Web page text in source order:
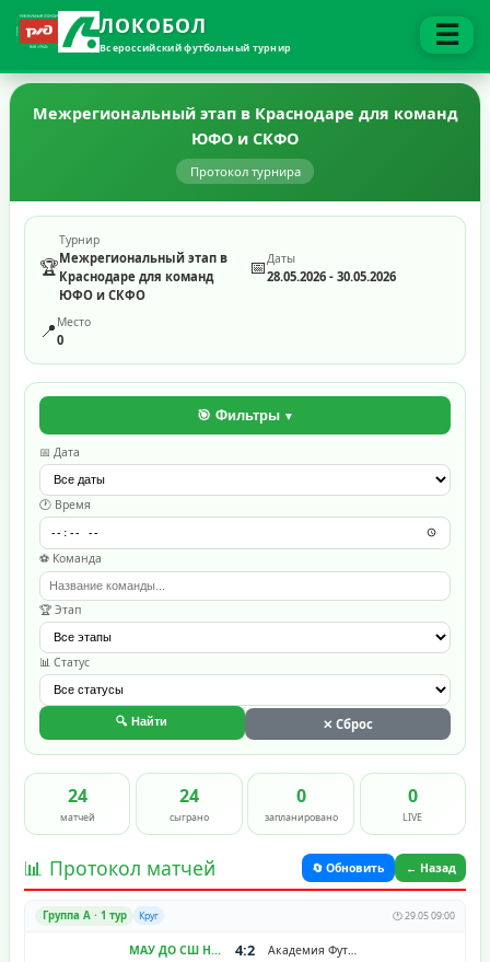
ЛОКОБОЛ
Всероссийский футбольный турнир ☰
Межрегиональный этап в Краснодаре для команд
ЮФО и СКФО
Протокол турнира
🏆
Турнир
Межрегиональный этап в
Краснодаре для команд
ЮФО и СКФО
📅 Даты
28.05.2026 - 30.05.2026
📍 Место
0
🎯 Фильтры
📅 Дата
🕐 Время
⚽ Команда
🏆 Этап
📊 Статус
🔍 Найти ✕ Сброс
24
матчей
24
сыграно
0
запланировано
0
LIVE
📊 Протокол матчей 🔄 Обновить ← Назад
Группа A · 1 тур Круг 🕐 29.05 09:00
МАУ ДО СШ Надежда 4:2 Академия Футбола Алания